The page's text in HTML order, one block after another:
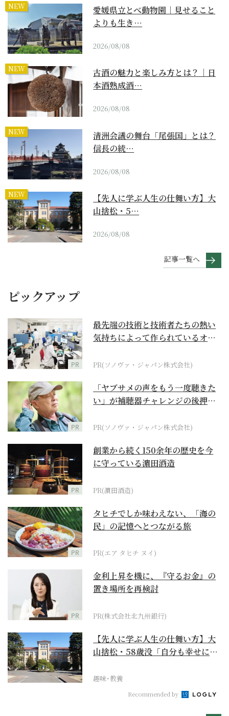
NEW
愛媛県立とべ動物園｜見せること
よりも生き…
2026/08/08
NEW
古酒の魅力と楽しみ方とは？｜日
本酒熟成酒…
2026/08/08
NEW
清洲会議の舞台「尾張国」とは？
信長の統…
2026/08/08
NEW
【先人に学ぶ人生の仕舞い方】大
山捨松・5…
2026/08/08
記事一覧へ
ピックアップ
PR
最先端の技術と技術者たちの熱い
気持ちによって作られているオー
PR(ソノヴァ・ジャパン株式会社)
PR
「ヤブサメの声をもう一度聴きた
い」が補聴器チャレンジの後押し
PR(ソノヴァ・ジャパン株式会社)
PR
創業から続く150余年の歴史を今
に守っている濵田酒造
PR(濵田酒造)
PR
タヒチでしか味わえない、「海の
民」の記憶へとつながる旅
PR(エア タヒチ ヌイ)
PR
金利上昇を機に、『守るお金』の
置き場所を再検討
PR(株式会社北九州銀行)
【先人に学ぶ人生の仕舞い方】大
山捨松・58歳没「自分も幸せにな
趣味･教養
Recommended by